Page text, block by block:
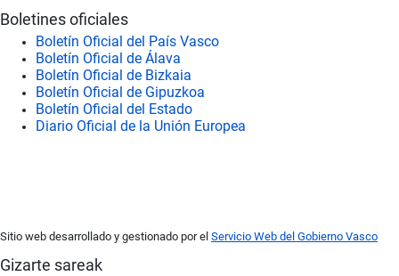
Boletines oficiales
Boletín Oficial del País Vasco
Boletín Oficial de Álava
Boletín Oficial de Bizkaia
Boletín Oficial de Gipuzkoa
Boletín Oficial del Estado
Diario Oficial de la Unión Europea
Sitio web desarrollado y gestionado por el Servicio Web del Gobierno Vasco
Gizarte sareak